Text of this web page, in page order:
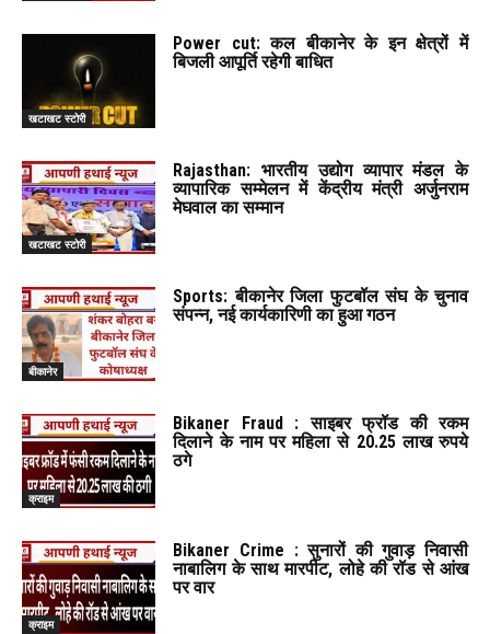
खटाखट स्टोरी
Power cut: कल बीकानेर के इन क्षेत्रों में
बिजली आपूर्ति रहेगी बाधित
खटाखट स्टोरी
Rajasthan: भारतीय उद्योग व्यापार मंडल के
व्यापारिक सम्मेलन में केंद्रीय मंत्री अर्जुनराम
मेघवाल का सम्मान
बीकानेर
Sports: बीकानेर जिला फुटबॉल संघ के चुनाव
संपन्न, नई कार्यकारिणी का हुआ गठन
क्राइम
Bikaner Fraud : साइबर फ्रॉड की रकम
दिलाने के नाम पर महिला से 20.25 लाख रुपये
ठगे
क्राइम
Bikaner Crime : सुनारों की गुवाड़ निवासी
नाबालिग के साथ मारपीट, लोहे की रॉड से आंख
पर वार